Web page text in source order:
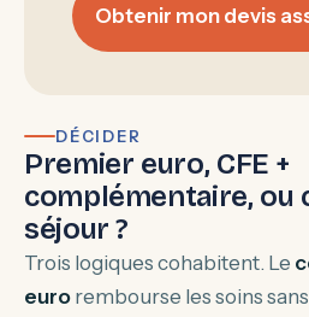
Obtenir mon devis
DÉCIDER
Premier euro, CFE +
complémentaire, ou
séjour ?
Trois logiques cohabitent. Le
euro rembourse les soins